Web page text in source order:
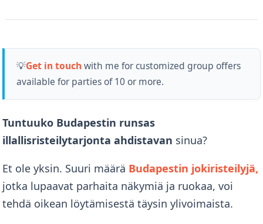
💡Get in touch with me for customized group offers
available for parties of 10 or more.
Tuntuuko Budapestin runsas
illallisristeilytarjonta ahdistavan sinua?
Et ole yksin. Suuri määrä Budapestin jokiristeilyjä,
jotka lupaavat parhaita näkymiä ja ruokaa, voi
tehdä oikean löytämisestä täysin ylivoimaista.